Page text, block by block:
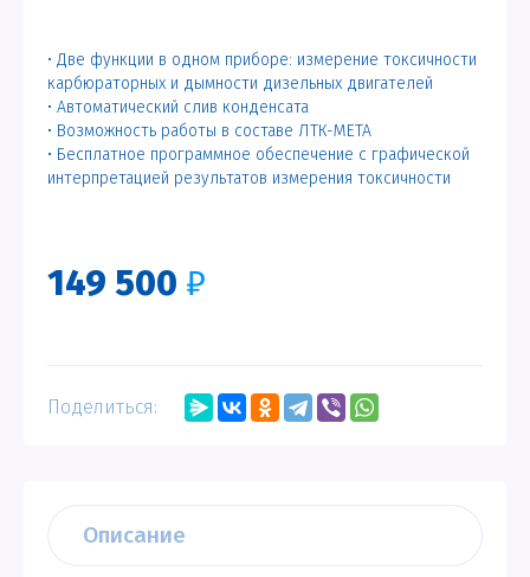
• Две функции в одном приборе: измерение токсичности
карбюраторных и дымности дизельных двигателей
• Автоматический слив конденсата
• Возможность работы в составе ЛТК-МЕТА
• Бесплатное программное обеспечение с графической
интерпретацией результатов измерения токсичности
149 500 ₽
Поделиться:
Описание